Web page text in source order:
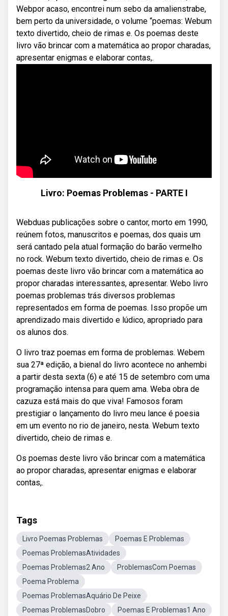
Webpor acaso, encontrei num sebo da amalienstrabe,
bem perto da universidade, o volume “poemas: Webum
texto divertido, cheio de rimas e. Os poemas deste
livro vão brincar com a matemática ao propor charadas,
apresentar enigmas e elaborar contas,.
Livro: Poemas Problemas - PARTE I
Webduas publicações sobre o cantor, morto em 1990,
reúnem fotos, manuscritos e poemas, dos quais um
será cantado pela atual formação do barão vermelho
no rock. Webum texto divertido, cheio de rimas e. Os
poemas deste livro vão brincar com a matemática ao
propor charadas interessantes, apresentar. Webo livro
poemas problemas trás diversos problemas
representados em forma de poemas. Isso propõe um
aprendizado mais divertido e lúdico, apropriado para
os alunos dos.
O livro traz poemas em forma de problemas. Webem
sua 27ª edição, a bienal do livro acontece no anhembi
a partir desta sexta (6) e até 15 de setembro com uma
programação intensa para quem ama. Weba obra de
cazuza está mais do que viva! Famosos foram
prestigiar o lançamento do livro meu lance é poesia
em um evento no rio de janeiro, nesta. Webum texto
divertido, cheio de rimas e.
Os poemas deste livro vão brincar com a matemática
ao propor charadas, apresentar enigmas e elaborar
contas,.
Tags
Livro Poemas Problemas
Poemas E Problemas
Poemas ProblemasAtividades
Poemas Problemas2 Ano
ProblemasCom Poemas
Poema Problema
Poemas ProblemasAquário De Peixe
Poemas ProblemasDobro
Poemas E Problemas1 Ano